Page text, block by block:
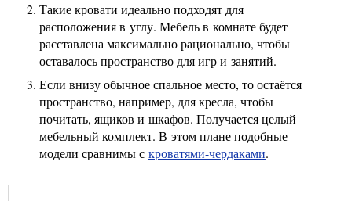
Такие кровати идеально подходят для
расположения в углу. Мебель в комнате будет
расставлена максимально рационально, чтобы
оставалось пространство для игр и занятий.
Если внизу обычное спальное место, то остаётся
пространство, например, для кресла, чтобы
почитать, ящиков и шкафов. Получается целый
мебельный комплект. В этом плане подобные
модели сравнимы с кроватями-чердаками.